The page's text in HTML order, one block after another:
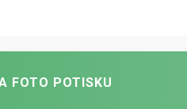
FOTO POTISKU